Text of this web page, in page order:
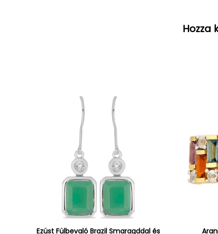
Hozza
Ezüst Fülbevaló Brazil Smaragddal és